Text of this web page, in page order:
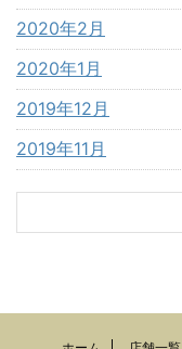
2020年2月
2020年1月
2019年12月
2019年11月